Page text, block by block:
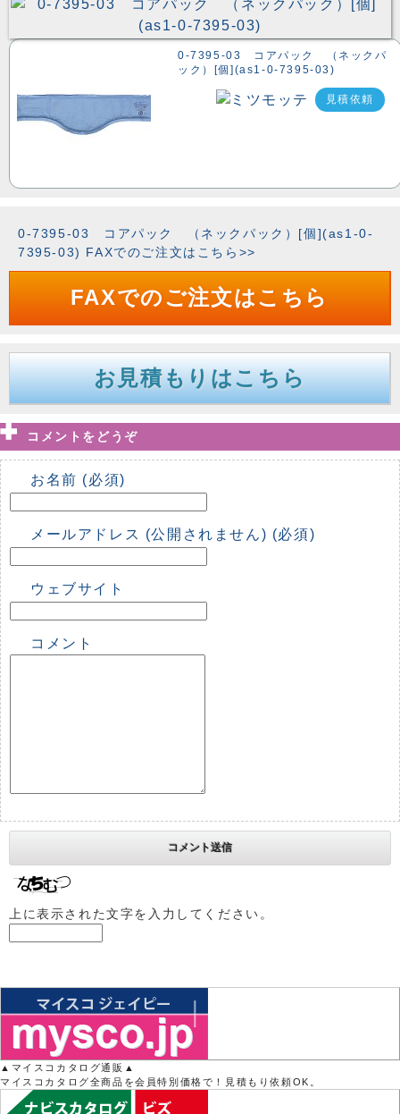
0-7395-03 コアパック （ネックパ
ック）[個](as1-0-7395-03)
見積依頼
0-7395-03 コアパック （ネックパック）[個](as1-0-
7395-03) FAXでのご注文はこちら>>
FAXでのご注文はこちら
お見積もりはこちら
コメントをどうぞ
お名前 (必須)
メールアドレス (公開されません) (必須)
ウェブサイト
コメント
上に表示された文字を入力してください。
▲マイスコカタログ通販▲
マイスコカタログ全商品を会員特別価格で！見積もり依頼OK。